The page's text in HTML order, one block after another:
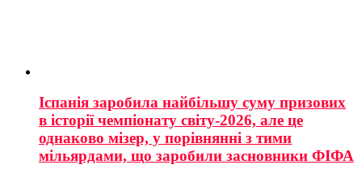
Іспанія заробила найбільшу суму призових
в історії чемпіонату світу-2026, але це
однаково мізер, у порівнянні з тими
мільярдами, що заробили засновники ФІФА